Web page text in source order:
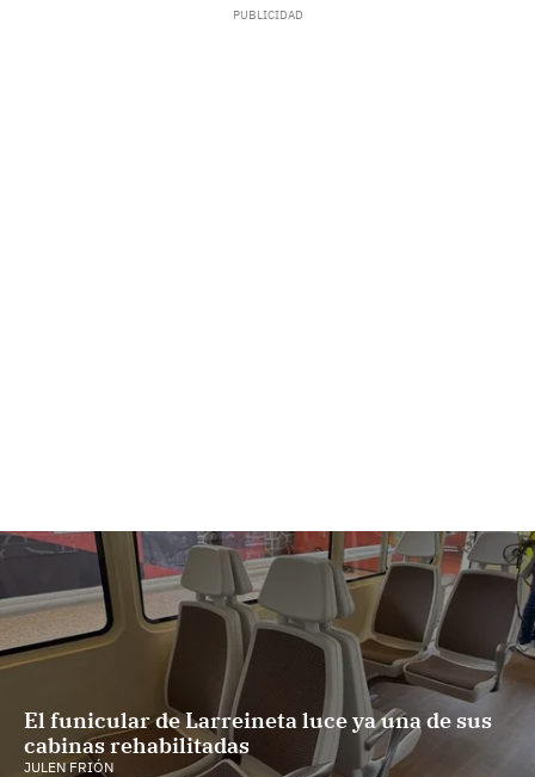
El funicular de Larreineta luce ya una de sus
cabinas rehabilitadas
JULEN FRIÓN